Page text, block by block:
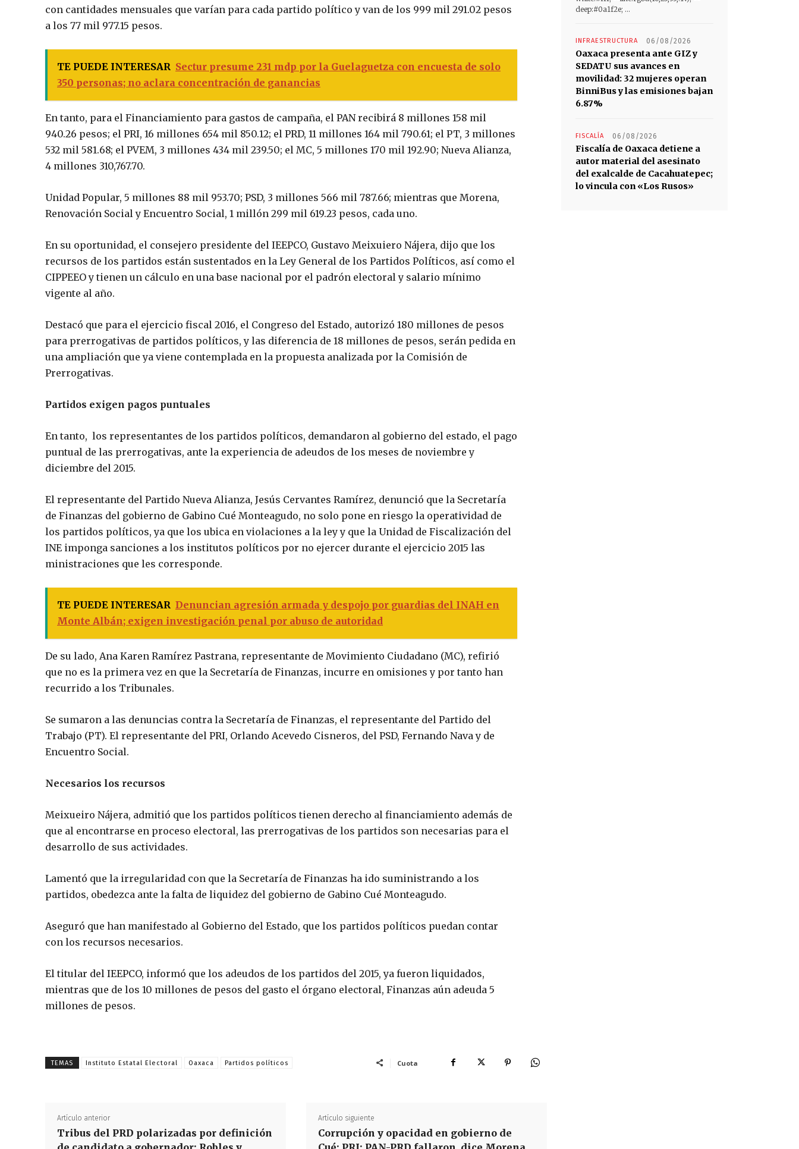
con cantidades mensuales que varían para cada partido político y van de los 999 mil 291.02 pesos
a los 77 mil 977.15 pesos.
TE PUEDE INTERESAR Sectur presume 231 mdp por la Guelaguetza con encuesta de solo
350 personas; no aclara concentración de ganancias
En tanto, para el Financiamiento para gastos de campaña, el PAN recibirá 8 millones 158 mil
940.26 pesos; el PRI, 16 millones 654 mil 850.12; el PRD, 11 millones 164 mil 790.61; el PT, 3 millones
532 mil 581.68; el PVEM, 3 millones 434 mil 239.50; el MC, 5 millones 170 mil 192.90; Nueva Alianza,
4 millones 310,767.70.
Unidad Popular, 5 millones 88 mil 953.70; PSD, 3 millones 566 mil 787.66; mientras que Morena,
Renovación Social y Encuentro Social, 1 millón 299 mil 619.23 pesos, cada uno.
En su oportunidad, el consejero presidente del IEEPCO, Gustavo Meixuiero Nájera, dijo que los
recursos de los partidos están sustentados en la Ley General de los Partidos Políticos, así como el
CIPPEEO y tienen un cálculo en una base nacional por el padrón electoral y salario mínimo
vigente al año.
Destacó que para el ejercicio fiscal 2016, el Congreso del Estado, autorizó 180 millones de pesos
para prerrogativas de partidos políticos, y las diferencia de 18 millones de pesos, serán pedida en
una ampliación que ya viene contemplada en la propuesta analizada por la Comisión de
Prerrogativas.
Partidos exigen pagos puntuales
En tanto, los representantes de los partidos políticos, demandaron al gobierno del estado, el pago
puntual de las prerrogativas, ante la experiencia de adeudos de los meses de noviembre y
diciembre del 2015.
El representante del Partido Nueva Alianza, Jesús Cervantes Ramírez, denunció que la Secretaría
de Finanzas del gobierno de Gabino Cué Monteagudo, no solo pone en riesgo la operatividad de
los partidos políticos, ya que los ubica en violaciones a la ley y que la Unidad de Fiscalización del
INE imponga sanciones a los institutos políticos por no ejercer durante el ejercicio 2015 las
ministraciones que les corresponde.
TE PUEDE INTERESAR Denuncian agresión armada y despojo por guardias del INAH en
Monte Albán; exigen investigación penal por abuso de autoridad
De su lado, Ana Karen Ramírez Pastrana, representante de Movimiento Ciudadano (MC), refirió
que no es la primera vez en que la Secretaría de Finanzas, incurre en omisiones y por tanto han
recurrido a los Tribunales.
Se sumaron a las denuncias contra la Secretaría de Finanzas, el representante del Partido del
Trabajo (PT). El representante del PRI, Orlando Acevedo Cisneros, del PSD, Fernando Nava y de
Encuentro Social.
Necesarios los recursos
Meixueiro Nájera, admitió que los partidos políticos tienen derecho al financiamiento además de
que al encontrarse en proceso electoral, las prerrogativas de los partidos son necesarias para el
desarrollo de sus actividades.
Lamentó que la irregularidad con que la Secretaría de Finanzas ha ido suministrando a los
partidos, obedezca ante la falta de liquidez del gobierno de Gabino Cué Monteagudo.
Aseguró que han manifestado al Gobierno del Estado, que los partidos políticos puedan contar
con los recursos necesarios.
El titular del IEEPCO, informó que los adeudos de los partidos del 2015, ya fueron liquidados,
mientras que de los 10 millones de pesos del gasto el órgano electoral, Finanzas aún adeuda 5
millones de pesos.
TEMAS Instituto Estatal Electoral Oaxaca Partidos políticos Cuota
Artículo anterior
Tribus del PRD polarizadas por definición
Artículo siguiente
Corrupción y opacidad en gobierno de
deep:#0a1f2e; ...
INFRAESTRUCTURA 06/08/2026
Oaxaca presenta ante GIZ y
SEDATU sus avances en
movilidad: 32 mujeres operan
BinniBus y las emisiones bajan
6.87%
FISCALÍA 06/08/2026
Fiscalía de Oaxaca detiene a
autor material del asesinato
del exalcalde de Cacahuatepec;
lo vincula con «Los Rusos»